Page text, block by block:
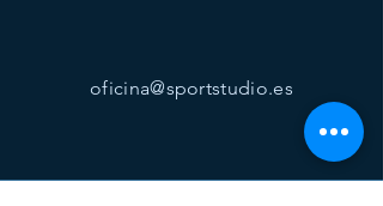
oficina@sportstudio.es